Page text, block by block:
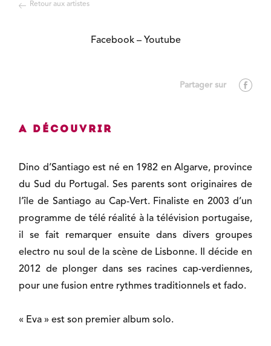
Retour aux artistes
Facebook– Youtube
A découvrir
Dino d’Santiago est né en 1982 en Algarve, province
du Sud du Portugal. Ses parents sont originaires de
l’île de Santiago au Cap-Vert. Finaliste en 2003 d’un
programme de télé réalité à la télévision portugaise,
il se fait remarquer ensuite dans divers groupes
electro nu soul de la scène de Lisbonne. Il décide en
2012 de plonger dans ses racines cap-verdiennes,
pour une fusion entre rythmes traditionnels et fado.
« Eva » est son premier album solo.